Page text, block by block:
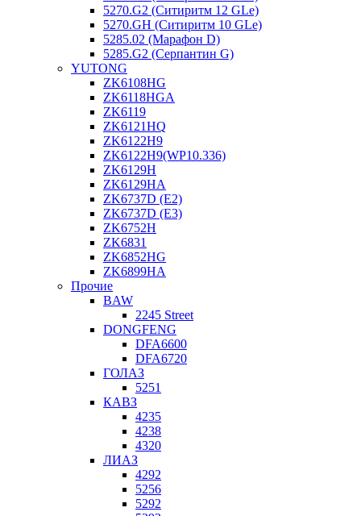
5270.G2 (Ситиритм 12 GLe)
5270.GH (Ситиритм 10 GLe)
5285.02 (Марафон D)
5285.G2 (Серпантин G)
YUTONG
ZK6108HG
ZK6118HGA
ZK6119
ZK6121HQ
ZK6122H9
ZK6122H9(WP10.336)
ZK6129H
ZK6129HA
ZK6737D (E2)
ZK6737D (E3)
ZK6752H
ZK6831
ZK6852HG
ZK6899HA
Прочие
BAW
2245 Street
DONGFENG
DFA6600
DFA6720
ГОЛАЗ
5251
КАВЗ
4235
4238
4320
ЛИАЗ
4292
5256
5292